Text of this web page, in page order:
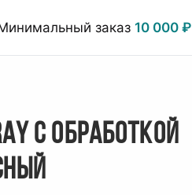
заказ 10 000 ₽
С ОБРАБОТКОЙ